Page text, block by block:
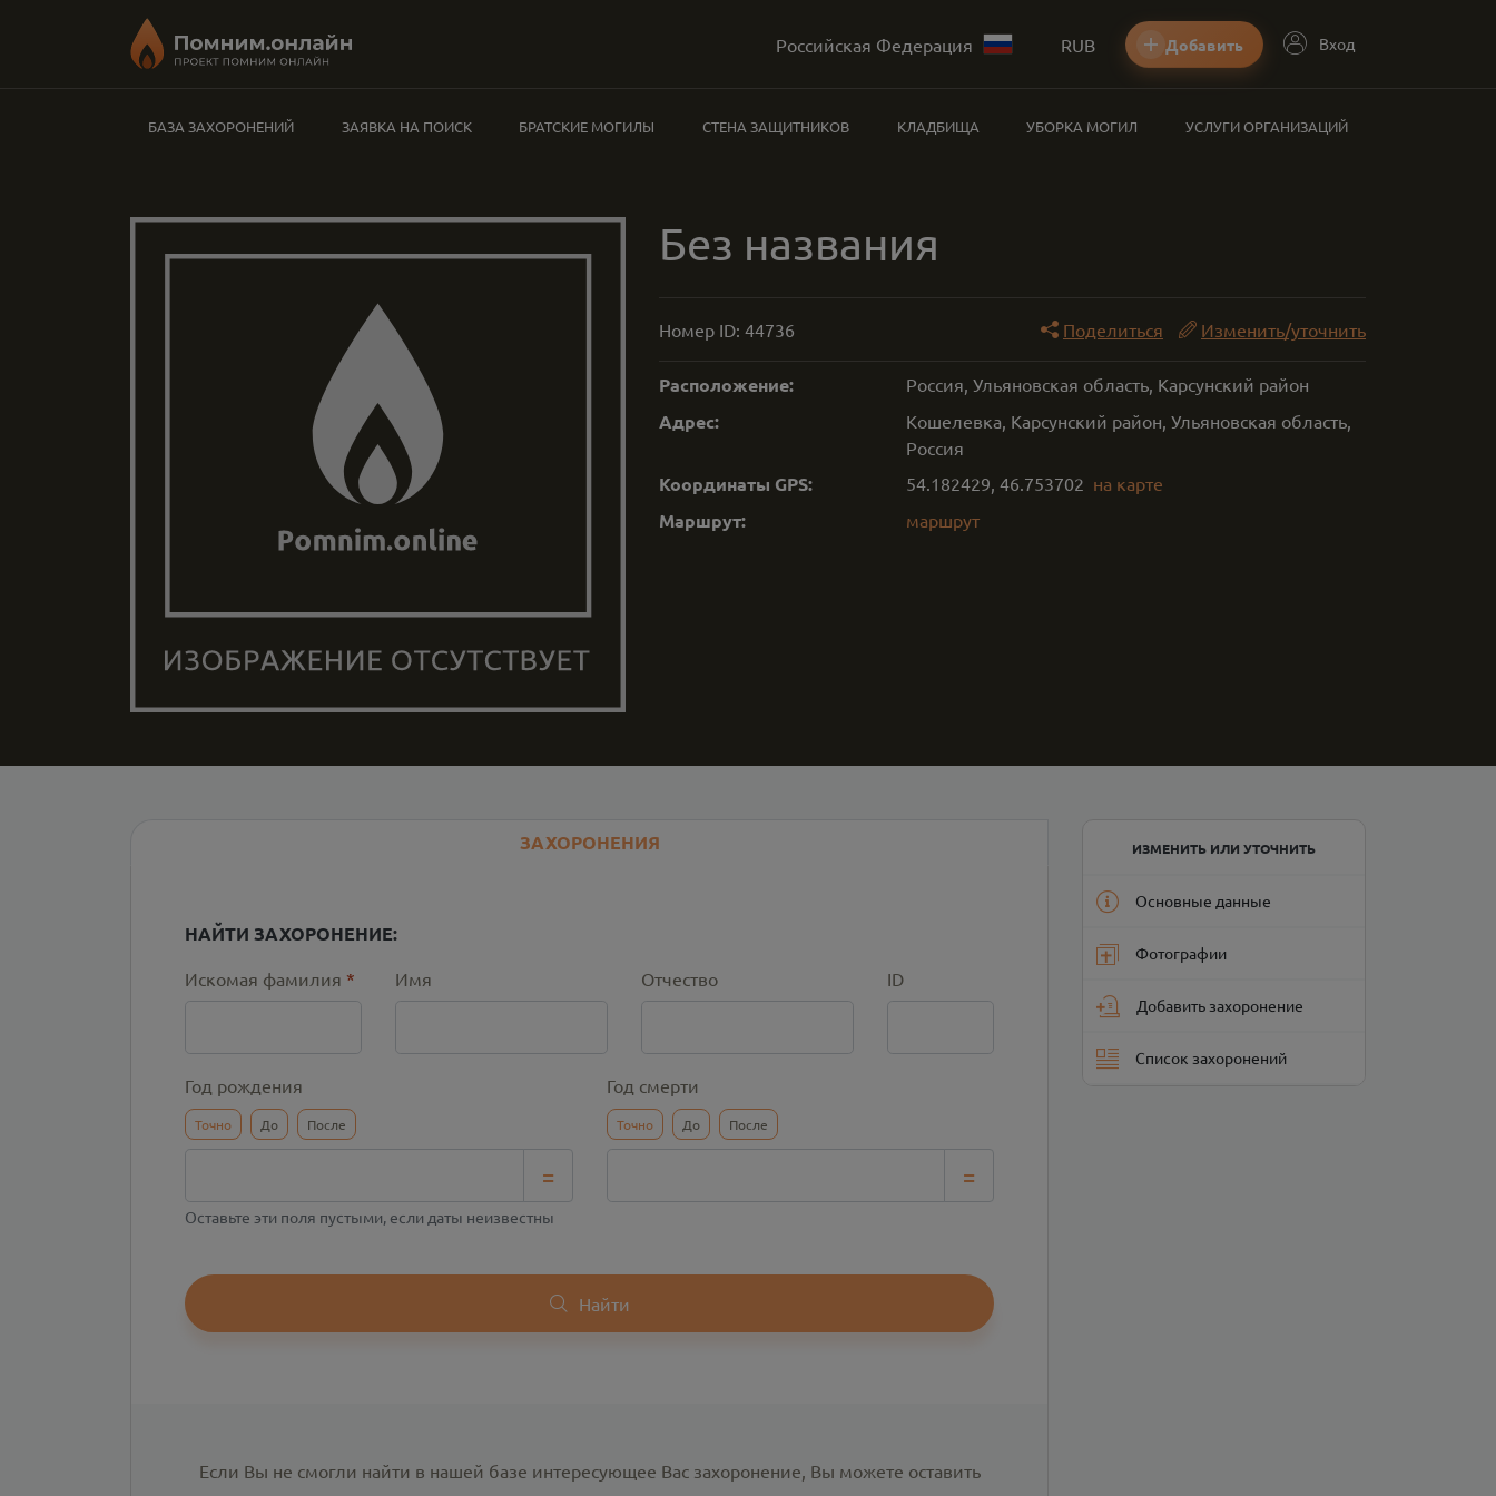
Российская Федерация RUB Добавить Вход
БАЗА ЗАХОРОНЕНИЙ ЗАЯВКА НА ПОИСК БРАТСКИЕ МОГИЛЫ СТЕНА ЗАЩИТНИКОВ КЛАДБИЩА УБОРКА МОГИЛ УСЛУГИ ОРГАНИЗАЦИЙ
Без названия
Номер ID: 44736 Поделиться Изменить/уточнить
Расположение: Россия, Ульяновская область, Карсунский район
Адрес:
Кошелевка, Карсунский район, Ульяновская область,
Россия
Координаты GPS: 54.182429, 46.753702 на карте
Маршрут: маршрут
ЗАХОРОНЕНИЯ
НАЙТИ ЗАХОРОНЕНИЕ:
Искомая фамилия * Имя Отчество ID
Год рождения
Точно До После
=
Год смерти
Точно До После
=
Оставьте эти поля пустыми, если даты неизвестны
Найти
Если Вы не смогли найти в нашей базе интересующее Вас захоронение, Вы можете оставить
ИЗМЕНИТЬ ИЛИ УТОЧНИТЬ
Основные данные
Фотографии
Добавить захоронение
Список захоронений